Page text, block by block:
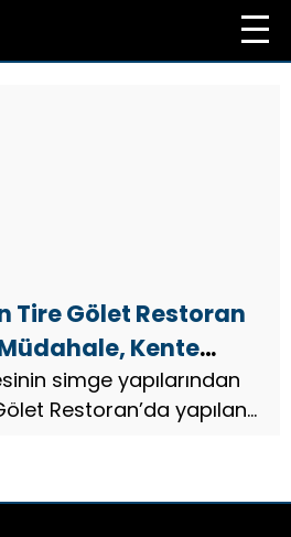
Tire Gölet Restoran
Kente
simge yapılarından
Restoran’da yapılan